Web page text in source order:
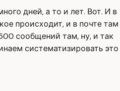
дней, а то и лет. Вот. И в
происходит, и в почте там
сообщений там, ну, и так
систематизировать это